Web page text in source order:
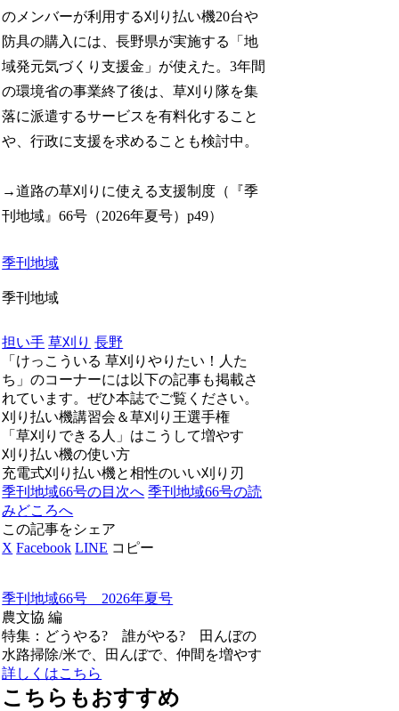
のメンバーが利用する刈り払い機20台や
防具の購入には、長野県が実施する「地
域発元気づくり支援金」が使えた。3年間
の環境省の事業終了後は、草刈り隊を集
落に派遣するサービスを有料化すること
や、行政に支援を求めることも検討中。
→道路の草刈りに使える支援制度（『季
刊地域』66号（2026年夏号）p49）
季刊地域
季刊地域
担い手 草刈り 長野
「 けっこういる 草刈りやりたい！人た
ち 」のコーナーには以下の記事も掲載さ
れています。ぜひ本誌でご覧ください。
刈り払い機講習会＆草刈り王選手権
「草刈りできる人」はこうして増やす
刈り払い機の使い方
充電式刈り払い機と相性のいい刈り刃
季刊地域66号の目次へ 季刊地域66号の読
みどころへ
この記事をシェア
X Facebook LINE コピー
季刊地域66号 2026年夏号
農文協 編
特集：どうやる? 誰がやる? 田んぼの
水路掃除/米で、田んぼで、仲間を増やす
詳しくはこちら
こちらもおすすめ